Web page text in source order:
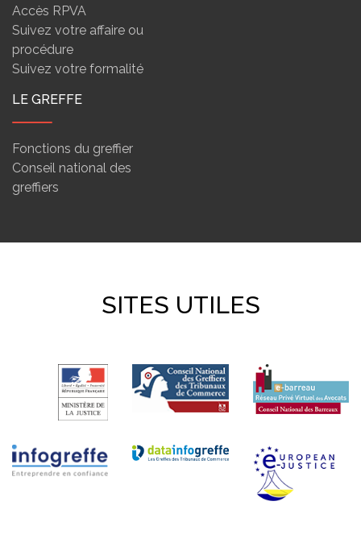
Accès RPVA
Suivez votre affaire ou
procédure
Suivez votre formalité
LE GREFFE
Fonctions du greffier
Conseil national des
greffiers
SITES UTILES